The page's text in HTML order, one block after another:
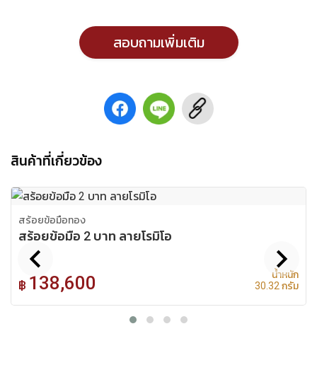
สอบถามเพิ่มเติม
สินค้าที่เกี่ยวข้อง
สร้อยข้อมือทอง
สร้อยข้อมือ 2 บาท ลายโรมิโอ
฿ 138,600
น้ำหนัก
30.32 กรัม
chevron_left chevron_right